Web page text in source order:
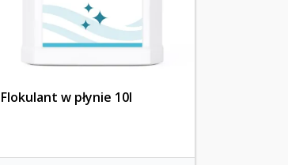
Flokulant w płynie 10l